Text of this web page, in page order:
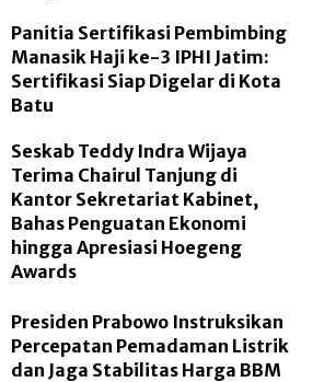
Panitia Sertifikasi Pembimbing
Manasik Haji ke-3 IPHI Jatim:
Sertifikasi Siap Digelar di Kota
Batu
Seskab Teddy Indra Wijaya
Terima Chairul Tanjung di
Kantor Sekretariat Kabinet,
Bahas Penguatan Ekonomi
hingga Apresiasi Hoegeng
Awards
Presiden Prabowo Instruksikan
Percepatan Pemadaman Listrik
dan Jaga Stabilitas Harga BBM